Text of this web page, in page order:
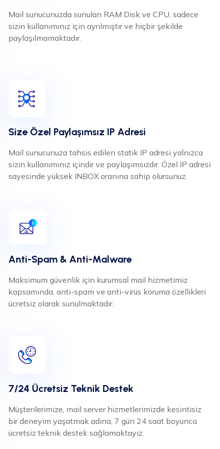
Mail sunucunuzda sunulan RAM Disk ve CPU, sadece
sizin kullanımınız için ayrılmıştır ve hiçbir şekilde
paylaşılmamaktadır.
Size Özel Paylaşımsız IP Adresi
Mail sunucunuza tahsis edilen statik IP adresi yalnızca
sizin kullanımınız içindir ve paylaşımsızdır. Özel IP adresi
sayesinde yüksek INBOX oranına sahip olursunuz.
Anti-Spam & Anti-Malware
Maksimum güvenlik için kurumsal mail hizmetimiz
kapsamında, anti-spam ve anti-virüs koruma özellikleri
ücretsiz olarak sunulmaktadır.
7/24 Ücretsiz Teknik Destek
Müşterilerimize, mail server hizmetlerimizde kesintisiz
bir deneyim yaşatmak adına, 7 gün 24 saat boyunca
ücretsiz teknik destek sağlamaktayız.